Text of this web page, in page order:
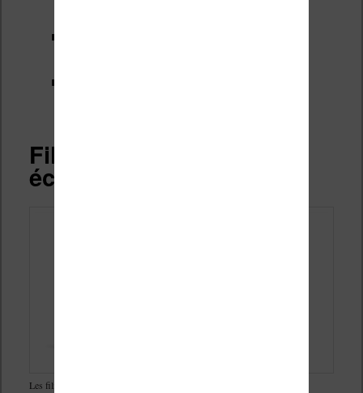
Film de protection pour
écran de liseuse Kindle
Les films de protection des écrans Kindle : pas si utile finalement ?